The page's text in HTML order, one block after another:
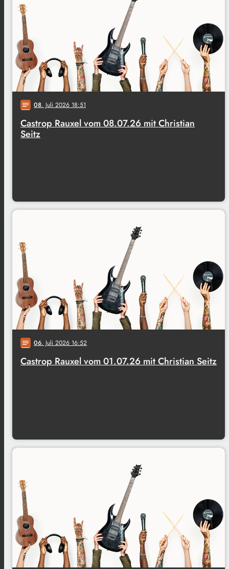
notes 08. Juli 2026 18:51
Castrop Rauxel vom 08.07.26 mit Christian
Seitz
notes 06. Juli 2026 16:52
Castrop Rauxel vom 01.07.26 mit Christian Seitz